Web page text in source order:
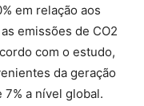
em relação aos
emissões de CO2
com o estudo,
da geração
a nível global.